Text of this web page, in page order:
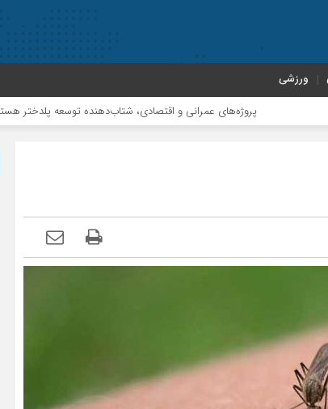
ورزشی
پروژه‌های عمرانی و اقتصادی، شتاب‌دهنده توسعه پلدختر هستند